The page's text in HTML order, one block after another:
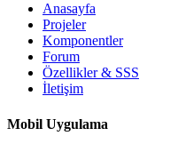
Anasayfa
Projeler
Komponentler
Forum
Özellikler & SSS
İletişim
Mobil Uygulama